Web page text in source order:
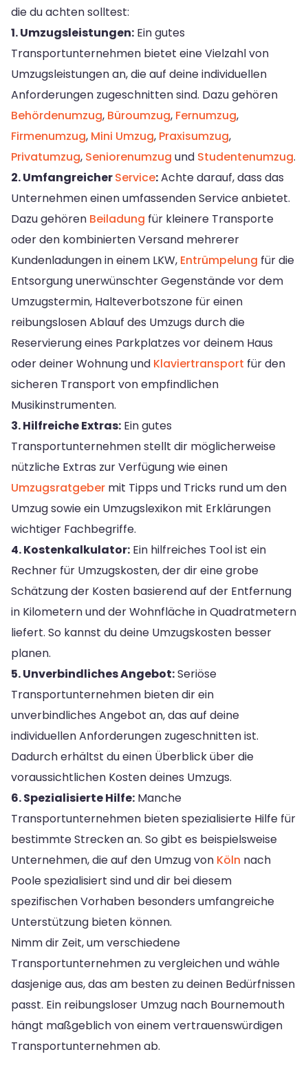
die du achten solltest:
1. Umzugsleistungen: Ein gutes
Transportunternehmen bietet eine Vielzahl von
Umzugsleistungen an, die auf deine individuellen
Anforderungen zugeschnitten sind. Dazu gehören
Behördenumzug, Büroumzug, Fernumzug,
Firmenumzug, Mini Umzug, Praxisumzug,
Privatumzug, Seniorenumzug und Studentenumzug.
2. UmfangreicherService:Achte darauf, dass das
Unternehmen einen umfassenden Service anbietet.
Dazu gehören Beiladung für kleinere Transporte
oder den kombinierten Versand mehrerer
Kundenladungen in einem LKW, Entrümpelung für die
Entsorgung unerwünschter Gegenstände vor dem
Umzugstermin, Halteverbotszone für einen
reibungslosen Ablauf des Umzugs durch die
Reservierung eines Parkplatzes vor deinem Haus
oder deiner Wohnung und Klaviertransport für den
sicheren Transport von empfindlichen
Musikinstrumenten.
3. Hilfreiche Extras: Ein gutes
Transportunternehmen stellt dir möglicherweise
nützliche Extras zur Verfügung wie einen
Umzugsratgeber mit Tipps und Tricks rund um den
Umzug sowie ein Umzugslexikon mit Erklärungen
wichtiger Fachbegriffe.
4. Kostenkalkulator: Ein hilfreiches Tool ist ein
Rechner für Umzugskosten, der dir eine grobe
Schätzung der Kosten basierend auf der Entfernung
in Kilometern und der Wohnfläche in Quadratmetern
liefert. So kannst du deine Umzugskosten besser
planen.
5. Unverbindliches Angebot:Seriöse
Transportunternehmen bieten dir ein
unverbindliches Angebot an, das auf deine
individuellen Anforderungen zugeschnitten ist.
Dadurch erhältst du einen Überblick über die
voraussichtlichen Kosten deines Umzugs.
6. Spezialisierte Hilfe: Manche
Transportunternehmen bieten spezialisierte Hilfe für
bestimmte Strecken an. So gibt es beispielsweise
Unternehmen, die auf den Umzug von Köln nach
Poole spezialisiert sind und dir bei diesem
spezifischen Vorhaben besonders umfangreiche
Unterstützung bieten können.
Nimm dir Zeit, um verschiedene
Transportunternehmen zu vergleichen und wähle
dasjenige aus, das am besten zu deinen Bedürfnissen
passt. Ein reibungsloser Umzug nach Bournemouth
hängt maßgeblich von einem vertrauenswürdigen
Transportunternehmen ab.